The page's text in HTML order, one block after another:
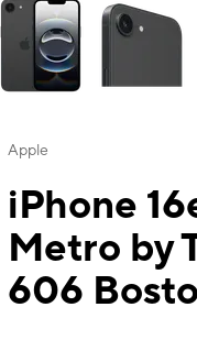
Apple
iPhone
Metro by
606